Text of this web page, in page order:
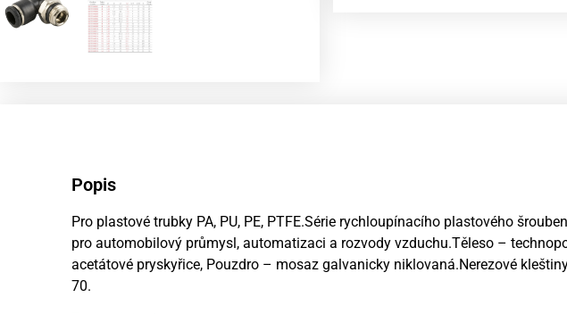
Popis
Pro plastové trubky PA, PU, PE, PTFE.Série rychloupínacího plastového
pro automobilový průmysl, automatizaci a rozvody vzduchu.Těleso –
acetátové pryskyřice, Pouzdro – mosaz galvanicky niklovaná.Nerezové
70.